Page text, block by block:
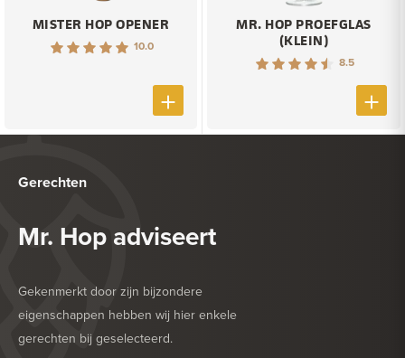
MISTER HOP OPENER
10.0
MR. HOP PROEFGLAS
(KLEIN)
8.5
Gerechten
Mr. Hop adviseert
Gekenmerkt door zijn bijzondere
eigenschappen hebben wij hier enkele
gerechten bij geselecteerd.
HEERLIJK BIJ